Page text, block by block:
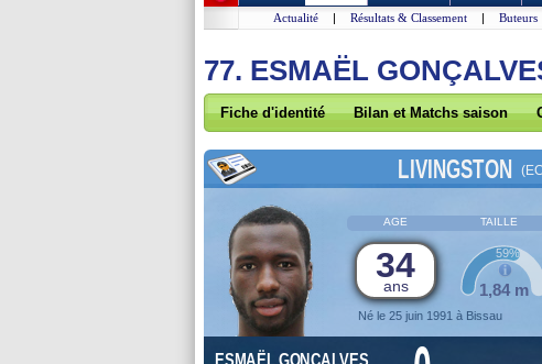
Actualité | Résultats & Classement | Buteurs
77. ESMAËL
Fiche d'identité Bilan et Matchs saison
LIVINGSTON
AGE TAILLE
34
ans
Né le 25 juin 1991 à Bissau
1,84 m
59%
ESMAËL GONÇALVES